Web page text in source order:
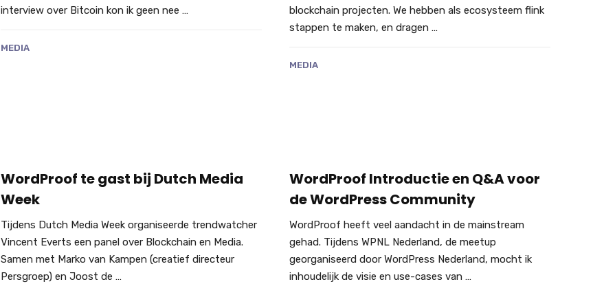
interview over Bitcoin kon ik geen nee …
MEDIA
blockchain projecten. We hebben als ecosysteem flink
stappen te maken, en dragen …
MEDIA
WordProof te gast bij Dutch Media
Week
Tijdens Dutch Media Week organiseerde trendwatcher
Vincent Everts een panel over Blockchain en Media.
Samen met Marko van Kampen (creatief directeur
Persgroep) en Joost de …
WordProof Introductie en Q&A voor
de WordPress Community
WordProof heeft veel aandacht in de mainstream
gehad. Tijdens WPNL Nederland, de meetup
georganiseerd door WordPress Nederland, mocht ik
inhoudelijk de visie en use-cases van …